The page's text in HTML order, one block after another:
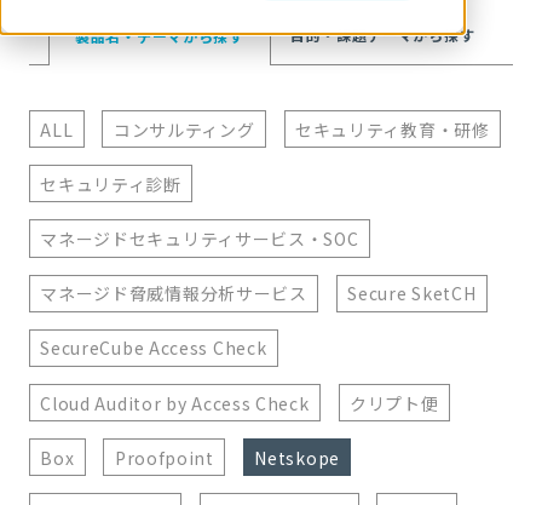
製品名・テーマから探す 目的・課題テーマから探す
ALL コンサルティング セキュリティ教育・研修
セキュリティ診断
マネージドセキュリティサービス・SOC
マネージド脅威情報分析サービス Secure SketCH
SecureCube Access Check
Cloud Auditor by Access Check クリプト便
Box Proofpoint Netskope